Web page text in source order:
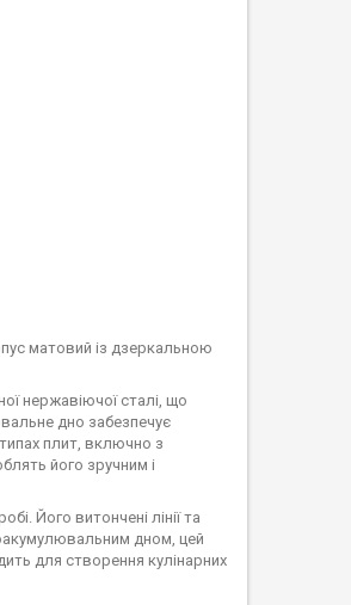
матовий із дзеркальною
нержавіючої сталі, що
дно забезпечує
плит, включно з
його зручним і
Його витончені лінії та
дном, цей
для створення кулінарних